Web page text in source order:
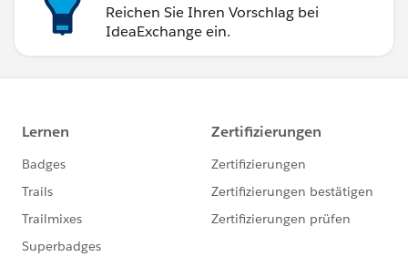
Reichen Sie Ihren Vorschlag bei
IdeaExchange ein.